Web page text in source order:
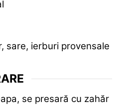
sare, ierburi provensale
se presară cu zahăr